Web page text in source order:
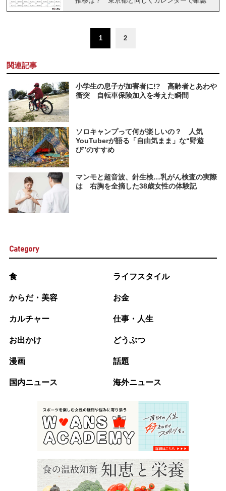
1 2
関連記事
小学生の息子が加害者に!? 高齢者とあわや
衝突 自転車保険加入を考えた瞬間
ソロキャンプって何が楽しいの？ 人気
YouTuberが語る「自由気まま」な“野遊
び”のすすめ
マンモと超音波、針生検…乳がん検査の実際
は 右胸を全摘した38歳女性の体験記
Category
食 ライフスタイル
からだ・美容 お金
カルチャー 仕事・人生
お出かけ どうぶつ
漫画 話題
国内ニュース 海外ニュース